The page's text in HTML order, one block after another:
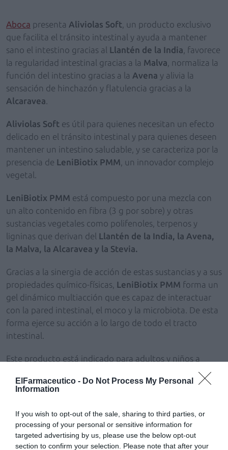
ElFarmaceutico - Do Not Process My Personal
Information
If you wish to opt-out of the sale, sharing to third parties, or
processing of your personal or sensitive information for
targeted advertising by us, please use the below opt-out
section to confirm your selection. Please note that after your
Aboca presenta Aliviolas Soft , un producto exclusivo
que facilita el tránsito intestinal y ayuda a mantener
sano el intestino gracias al Llantén de la India , favorece
la regularidad intestinal gracias a la Malva , normaliza la
función del intestino gracias a la Avena y alivia la
sensación de hinchazón y flatulencia gracias a la
Alcaravea
Aliviolas Soft es útil para quienes necesitan un efecto
delicado en el tránsito intestinal y para quienes deseen
mantener un intestino saludable, y se caracteriza por la
presencia de LeniBiotix PMM , un innovador complejo
vegetal.
LeniBiotix PMM está compuesto por una mezcla con
un alto contenido en fibra (3 g por sobre) y otras
sustancias vegetales como polifenoles, terpenos y
ligninas que derivan del Llantén de la India, la Avena,
la Malva, la Alcaravea y la Stevia.
Gracias a la sinergia de acción de estas sustancias y a sus
propiedades químico-físicas, LeniBiotix PMM forma un
gel dinámico multiacción que es capaz de interactuar
con la pared intestinal, el moco y la microbiota. De esta
forma ejerce su acción a lo largo de todo el tracto
intestinal.
Este producto está indicado para adultos y niños a
partir de 4 años. También durante el embarazo y la
lactancia.
contiene sustancias de síntesis, semisíntesis o
genéticamente modificadas. Sin azúcares añadidos,
contiene azúcares de forma natural. Sin colorantes ni